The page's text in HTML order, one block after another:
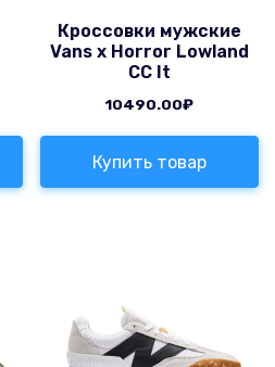
Кроссовки мужские
Vans x Horror Lowland
CC It
10490.00₽
Купить товар